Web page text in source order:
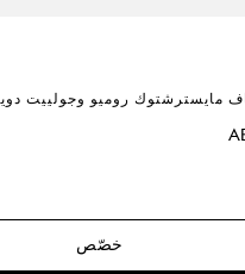
مايسترشتوك روميو وجولييت
خصّص